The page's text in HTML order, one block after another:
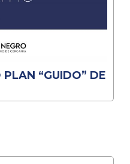
“GUIDO” DE